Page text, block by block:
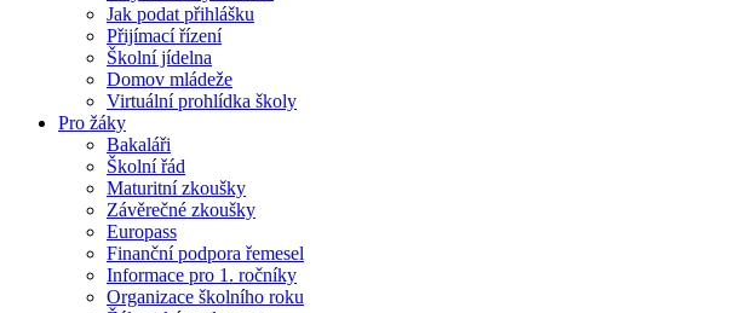
Jak podat přihlášku
Přijímací řízení
Školní jídelna
Domov mládeže
Virtuální prohlídka školy
Pro žáky
Bakaláři
Školní řád
Maturitní zkoušky
Závěrečné zkoušky
Europass
Finanční podpora řemesel
Informace pro 1. ročníky
Organizace školního roku